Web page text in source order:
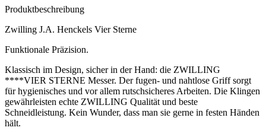
Produktbeschreibung
Zwilling J.A. Henckels Vier Sterne
Funktionale Präzision.
Klassisch im Design, sicher in der Hand: die ZWILLING
****VIER STERNE Messer. Der fugen- und nahtlose Griff sorgt
für hygienisches und vor allem rutschsicheres Arbeiten. Die Klingen
gewährleisten echte ZWILLING Qualität und beste
Schneidleistung. Kein Wunder, dass man sie gerne in festen Händen
hält.